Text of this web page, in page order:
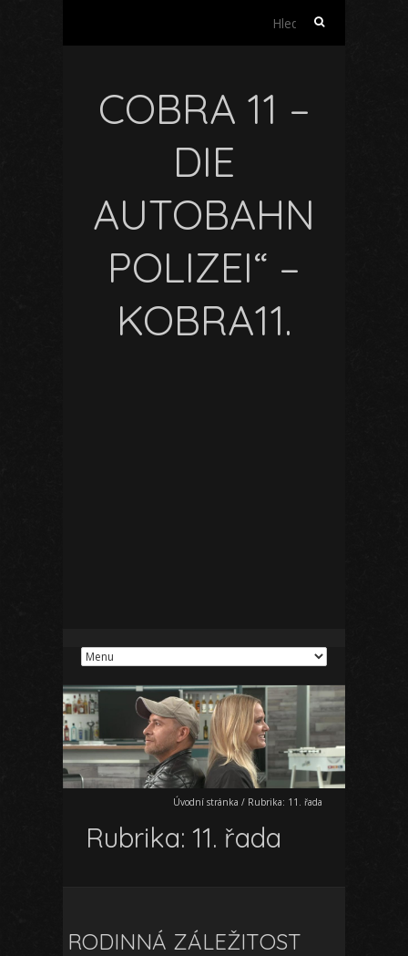
Vyhledávání
COBRA 11 –
DIE
AUTOBAHN
POLIZEI“ –
KOBRA11.
Úvodní stránka / Rubrika: 11. řada
Rubrika: 11. řada
RODINNÁ ZÁLEŽITOST